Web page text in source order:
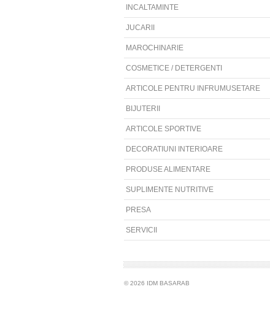
INCALTAMINTE
JUCARII
MAROCHINARIE
COSMETICE / DETERGENTI
ARTICOLE PENTRU INFRUMUSETARE
BIJUTERII
ARTICOLE SPORTIVE
DECORATIUNI INTERIOARE
PRODUSE ALIMENTARE
SUPLIMENTE NUTRITIVE
PRESA
SERVICII
© 2026 IDM BASARAB